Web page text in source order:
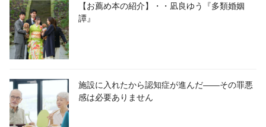
【お薦め本の紹介】・・凪良ゆう『多類婚姻
譚』
施設に入れたから認知症が進んだ――その罪悪
感は必要ありません